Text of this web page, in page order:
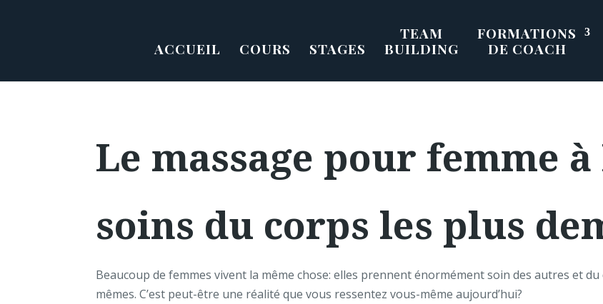
ACCUEIL COURS STAGES
TEAM
BUILDING
FORMATIONS
DE COACH
Le massage pour femme
soins du corps les plus
Beaucoup de femmes vivent la même chose: elles prennent énormément soin des autres et
mêmes. C’est peut-être une réalité que vous ressentez vous-même aujourd’hui?